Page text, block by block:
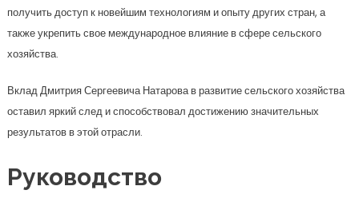
получить доступ к новейшим технологиям и опыту других стран, а
также укрепить свое международное влияние в сфере сельского
хозяйства.
Вклад Дмитрия Сергеевича Натарова в развитие сельского хозяйства
оставил яркий след и способствовал достижению значительных
результатов в этой отрасли.
Руководство